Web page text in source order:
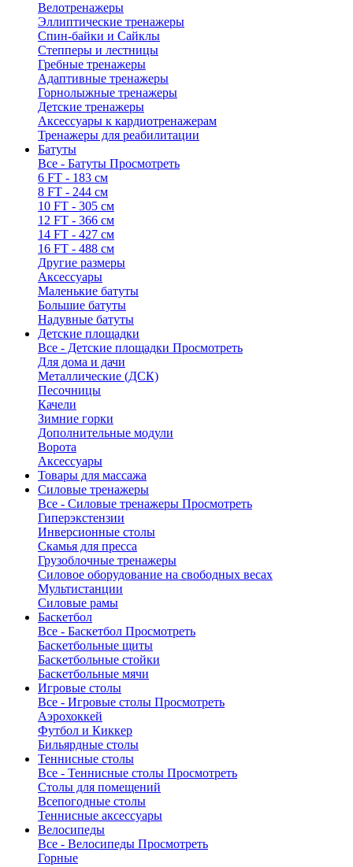
Велотренажеры
Эллиптические тренажеры
Спин-байки и Сайклы
Степперы и лестницы
Гребные тренажеры
Адаптивные тренажеры
Горнолыжные тренажеры
Детские тренажеры
Аксессуары к кардиотренажерам
Тренажеры для реабилитации
Батуты
Все - Батуты Просмотреть
6 FT - 183 см
8 FT - 244 см
10 FT - 305 см
12 FT - 366 см
14 FT - 427 см
16 FT - 488 см
Другие размеры
Аксессуары
Маленькие батуты
Большие батуты
Надувные батуты
Детские площадки
Все - Детские площадки Просмотреть
Для дома и дачи
Металлические (ДСК)
Песочницы
Качели
Зимние горки
Дополнительные модули
Ворота
Аксессуары
Товары для массажа
Силовые тренажеры
Все - Силовые тренажеры Просмотреть
Гиперэкстензии
Инверсионные столы
Скамья для пресса
Грузоблочные тренажеры
Силовое оборудование на свободных весах
Мультистанции
Силовые рамы
Баскетбол
Все - Баскетбол Просмотреть
Баскетбольные щиты
Баскетбольные стойки
Баскетбольные мячи
Игровые столы
Все - Игровые столы Просмотреть
Аэрохоккей
Футбол и Киккер
Бильярдные столы
Теннисные столы
Все - Теннисные столы Просмотреть
Столы для помещений
Всепогодные столы
Теннисные аксессуары
Велосипеды
Все - Велосипеды Просмотреть
Горные